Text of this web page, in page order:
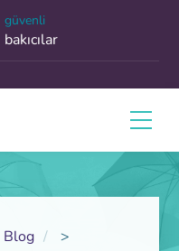
güvenli
bakıcılar
Blog
>